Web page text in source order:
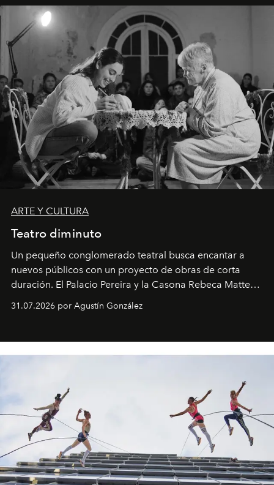
ARTE Y CULTURA
Teatro diminuto
Un pequeño conglomerado teatral busca encantar a
nuevos públicos con un proyecto de obras de corta
duración. El Palacio Pereira y la Casona Rebeca Matte
miniobras. Sus puestas en escena son limpias; ponen el
31.07.2026 por Agustín González